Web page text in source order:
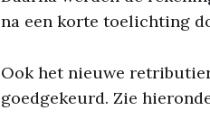
na een korte toelichting
Ook het nieuwe
goedgekeurd. Zie